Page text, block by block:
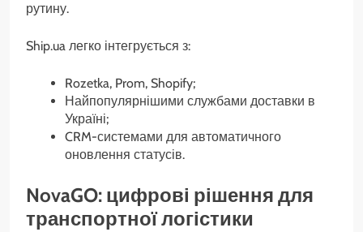
рутину.
Ship.ua легко інтегрується з:
Rozetka, Prom, Shopify;
Найпопулярнішими службами доставки в
Україні;
CRM-системами для автоматичного
оновлення статусів.
NovaGO: цифрові рішення для
транспортної логістики